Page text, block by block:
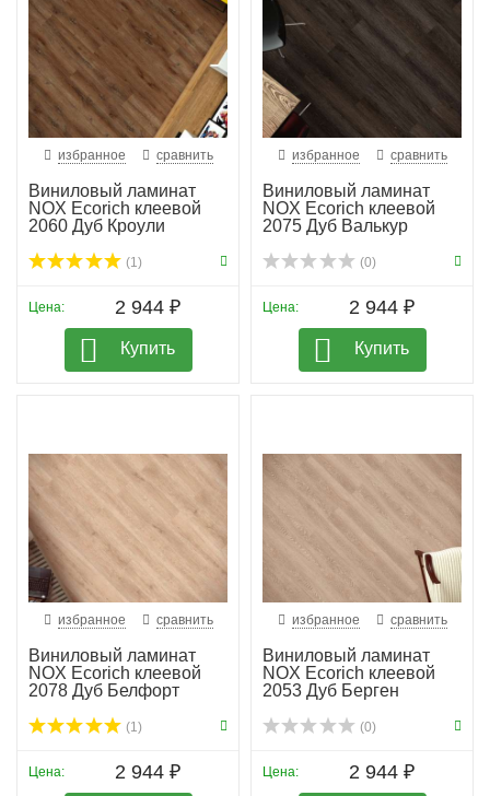
избранное сравнить
Виниловый ламинат
NOX Ecorich клеевой
2060 Дуб Кроули
(1)
Цена: 2 944 ₽
Купить
избранное сравнить
Виниловый ламинат
NOX Ecorich клеевой
2075 Дуб Валькур
(0)
Цена: 2 944 ₽
Купить
избранное сравнить
Виниловый ламинат
NOX Ecorich клеевой
2078 Дуб Белфорт
(1)
Цена: 2 944 ₽
избранное сравнить
Виниловый ламинат
NOX Ecorich клеевой
2053 Дуб Берген
(0)
Цена: 2 944 ₽